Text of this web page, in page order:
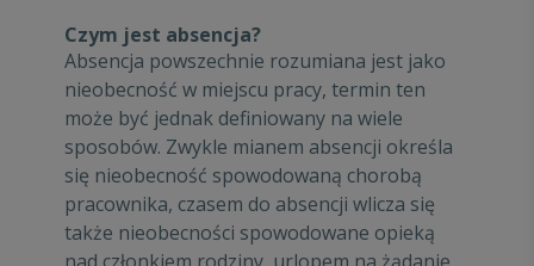
Czym jest absencja?
Absencja powszechnie rozumiana jest jako
nieobecność w miejscu pracy, termin ten
może być jednak definiowany na wiele
sposobów. Zwykle mianem absencji określa
się nieobecność spowodowaną chorobą
pracownika, czasem do absencji wlicza się
także nieobecności spowodowane opieką